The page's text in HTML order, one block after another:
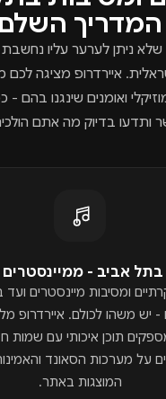
המדריך השלם
שלא ניתן לערער עליו
איירדרופ מציגה לכם
ואומנים שינגנו בהם
ותדעו בדיוק מה אתם
אביב - ממיינסטרים
ומסיבות מיינסטרים ועד
- יש משהו לכולם. איירדרופ
תוכן איכותי עם שמות
על מערכות הסאונד
המוצגות באתר.